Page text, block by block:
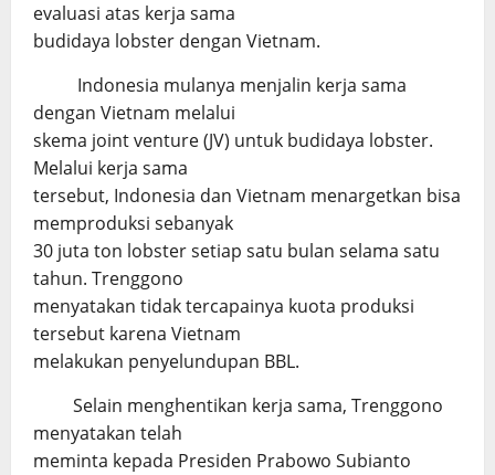
evaluasi atas kerja sama
budidaya lobster dengan Vietnam.
Indonesia mulanya menjalin kerja sama
dengan Vietnam melalui
skema joint venture (JV) untuk budidaya lobster.
Melalui kerja sama
tersebut, Indonesia dan Vietnam menargetkan bisa
memproduksi sebanyak
30 juta ton lobster setiap satu bulan selama satu
tahun. Trenggono
menyatakan tidak tercapainya kuota produksi
tersebut karena Vietnam
melakukan penyelundupan BBL.
Selain menghentikan kerja sama, Trenggono
menyatakan telah
meminta kepada Presiden Prabowo Subianto